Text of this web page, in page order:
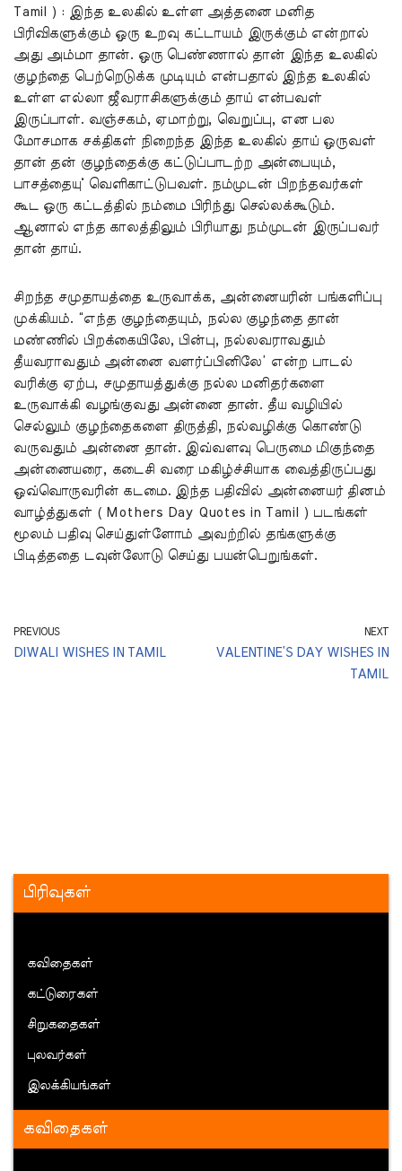
Tamil ) : இந்த உலகில் உள்ள அத்தனை மனித
பிரிவிகளுக்கும் ஒரு உறவு கட்டாயம் இருக்கும் என்றால்
அது அம்மா தான். ஒரு பெண்ணால் தான் இந்த உலகில்
குழந்தை பெற்றெடுக்க முடியும் என்பதால் இந்த உலகில்
உள்ள எல்லா ஜீவராசிகளுக்கும் தாய் என்பவள்
இருப்பாள். வஞ்சகம், ஏமாற்று, வெறுப்பு, என பல
மோசமாக சக்திகள் நிறைந்த இந்த உலகில் தாய் ஒருவள்
தான் தன் குழந்தைக்கு கட்டுப்பாடற்ற அன்பையும்,
பாசத்தையு் வெளிகாட்டுபவள். நம்முடன் பிறந்தவர்கள்
கூட ஒரு கட்டத்தில் நம்மை பிரிந்து செல்லக்கூடும்.
ஆனால் எந்த காலத்திலும் பிரியாது நம்முடன் இருப்பவர்
தான் தாய்.
சிறந்த சமுதாயத்தை உருவாக்க, அன்னையரின் பங்களிப்பு
முக்கியம். “எந்த குழந்தையும், நல்ல குழந்தை தான்
மண்ணில் பிறக்கையிலே, பின்பு, நல்லவராவதும்
தீயவராவதும் அன்னை வளர்ப்பினிலே’ என்ற பாடல்
வரிக்கு ஏற்ப, சமுதாயத்துக்கு நல்ல மனிதர்களை
உருவாக்கி வழங்குவது அன்னை தான். தீய வழியில்
செல்லும் குழந்தைகளை திருத்தி, நல்வழிக்கு கொண்டு
வருவதும் அன்னை தான். இவ்வளவு பெருமை மிகுந்தை
அன்னையரை, கடைசி வரை மகிழ்ச்சியாக வைத்திருப்பது
ஒவ்வொருவரின் கடமை. இந்த பதிவில் அன்னையர் தினம்
வாழ்த்துகள் ( Mothers Day Quotes in Tamil ) படங்கள்
மூலம் பதிவு செய்துள்ளோம் அவற்றில் தங்களுக்கு
பிடித்ததை டவுன்லோடு செய்து பயன்பெறுங்கள்.
PREVIOUS
DIWALI WISHES IN TAMIL
NEXT
VALENTINE’S DAY WISHES IN
TAMIL
பிரிவுகள்
கவிதைகள்
கட்டுரைகள்
சிறுகதைகள்
புலவர்கள்
இலக்கியங்கள்
கவிதைகள்